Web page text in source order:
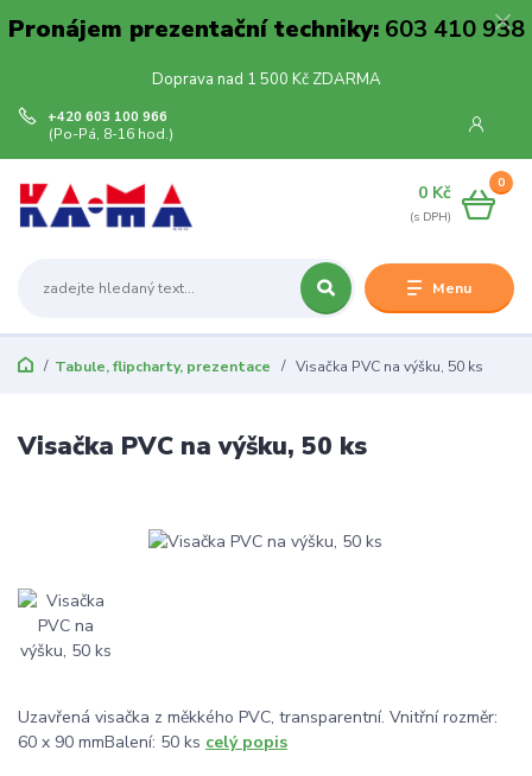
Pronájem prezentační techniky:603 410 938
Doprava nad 1 500 Kč ZDARMA
Menu
+420 603 100 966
(Po-Pá, 8-16 hod.)
0
0 Kč
Tabule, flipcharty, prezentace Visačka PVC na výšku, 50 ks
Visačka PVC na výšku, 50 ks
Uzavřená visačka z měkkého PVC, transparentní. Vnitřní rozměr:
60 x 90 mmBalení: 50 ks celý popis